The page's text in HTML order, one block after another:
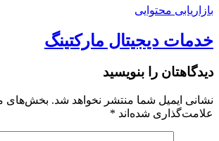
بازاریابی محتوایی
خدمات دیجیتال مارکتینگ
دیدگاهتان را بنویسید
نشانی ایمیل شما منتشر نخواهد شد. بخش‌های
علامت‌گذاری شده‌اند *